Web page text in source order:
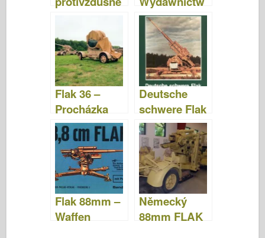
M1939 (52-K)
–
WalkAround
o Militaria 147
Flak 36 –
Procházka
Kolem
Deutsche
schwere Flak
–
Wydawnictw
o Militaria
Sonderband
15
Flak 88mm –
Waffen
Německý
88mm FLAK